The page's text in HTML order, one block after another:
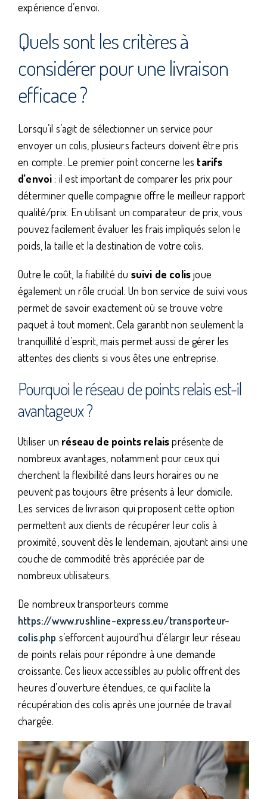
expérience d’envoi.
Quels sont les critères à
considérer pour une livraison
efficace ?
Lorsqu’il s’agit de sélectionner un service pour
envoyer un colis, plusieurs facteurs doivent être pris
en compte. Le premier point concerne les tarifs
d’envoi : il est important de comparer les prix pour
déterminer quelle compagnie offre le meilleur rapport
qualité/prix. En utilisant un comparateur de prix, vous
pouvez facilement évaluer les frais impliqués selon le
poids, la taille et la destination de votre colis.
Outre le coût, la fiabilité du suivi de colisjoue
également un rôle crucial. Un bon service de suivi vous
permet de savoir exactement où se trouve votre
paquet à tout moment. Cela garantit non seulement la
tranquillité d’esprit, mais permet aussi de gérer les
attentes des clients si vous êtes une entreprise.
Pourquoi le réseau de points relais est-il
avantageux ?
Utiliser un réseau de points relaisprésente de
nombreux avantages, notamment pour ceux qui
cherchent la flexibilité dans leurs horaires ou ne
peuvent pas toujours être présents à leur domicile.
Les services de livraison qui proposent cette option
permettent aux clients de récupérer leur colis à
proximité, souvent dès le lendemain, ajoutant ainsi une
couche de commodité très appréciée par de
nombreux utilisateurs.
De nombreux transporteurs comme
https://www.rushline-express.eu/transporteur-
colis.php s’efforcent aujourd’hui d’élargir leur réseau
de points relais pour répondre à une demande
croissante. Ces lieux accessibles au public offrent des
heures d’ouverture étendues, ce qui facilite la
récupération des colis après une journée de travail
chargée.